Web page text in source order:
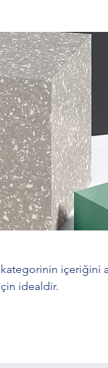
kategorinin
idealdir.